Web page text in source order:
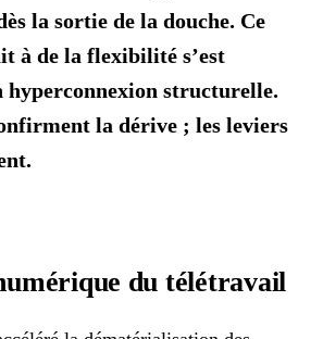
la sortie de la douche. Ce
à de la flexibilité s’est
hyperconnexion structurelle.
la dérive ; les leviers
du télétravail